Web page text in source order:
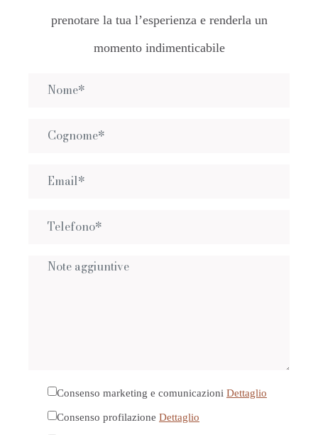
prenotare la tua l’esperienza e renderla un
momento indimenticabile
Consenso marketing e comunicazioni Dettaglio
Consenso profilazione Dettaglio